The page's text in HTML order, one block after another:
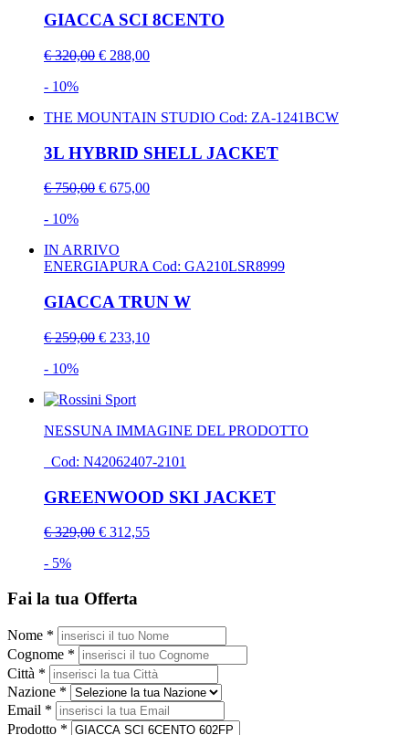
GIACCA SCI 8CENTO
€ 320,00 € 288,00
- 10%
THE MOUNTAIN STUDIO Cod: ZA-1241BCW
3L HYBRID SHELL JACKET
€ 750,00 € 675,00
- 10%
IN ARRIVO
ENERGIAPURACod: GA210LSR8999
GIACCA TRUN W
€ 259,00 € 233,10
- 10%
NESSUNA IMMAGINE DEL PRODOTTO
Cod: N42062407-2101
GREENWOOD SKI JACKET
€ 329,00 € 312,55
- 5%
Fai la tua Offerta
Nome *
Cognome *
Città *
Nazione *
Email *
Prodotto *